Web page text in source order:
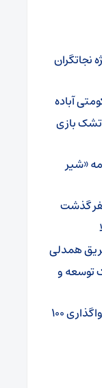
نجاتگران
آباده
تشک بازی
«شیر
همدلی
توسعه و
چهار طرح شهرک صنعتی در فارس با واگذاری ۱۰۰